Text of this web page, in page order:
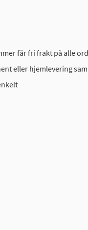
får fri frakt på alle
eller hjemlevering